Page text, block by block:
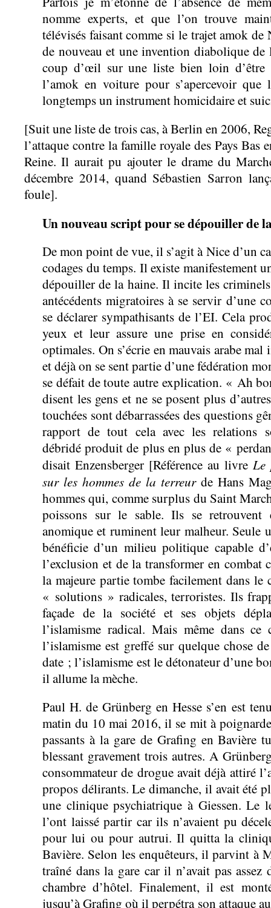
nomme experts, et que l’on trouve
télévisés faisant comme si le trajet amok de
de nouveau et une invention diabolique
coup d’œil sur une liste bien loin d’être
l’amok en voiture pour s’apercevoir que
longtemps un instrument homicidaire et
[Suit une liste de trois cas, à Berlin en 2006,
l’attaque contre la famille royale des Pays Bas
Reine. Il aurait pu ajouter le drame du
décembre 2014, quand Sébastien Sarron
foule].
Un nouveau script pour se dépouiller de
De mon point de vue, il s’agit à Nice d’un
codages du temps. Il existe manifestement
dépouiller de la haine. Il incite les
antécédents migratoires à se servir d’une
se déclarer sympathisants de l’EI. Cela
yeux et leur assure une prise en
optimales. On s’écrie en mauvais arabe
et déjà on se sent partie d’une fédération
se défait de toute autre explication. « Ah
disent les gens et ne se posent plus
touchées sont débarrassées des questions
rapport de tout cela avec les relations
débridé produit de plus en plus de «
disait Enzensberger [Référence au livre Le
sur les hommes de la terreurde Hans
hommes qui, comme surplus du Saint
poissons sur le sable. Ils se retrouvent
anomique et ruminent leur malheur. Seule
bénéficie d’un milieu politique capable
l’exclusion et de la transformer en combat
la majeure partie tombe facilement dans le
« solutions » radicales, terroristes. Ils
façade de la société et ses objets
l’islamisme radical. Mais même dans
l’islamisme est greffé sur quelque chose
date ; l’islamisme est le détonateur d’une
il allume la mèche.
Paul H. de Grünberg en Hesse s’en est
matin du 10 mai 2016, il se mit à
passants à la gare de Grafing en Bavière
blessant gravement trois autres. A
consommateur de drogue avait déjà attiré
propos délirants. Le dimanche, il avait été
une clinique psychiatrique à Giessen. Le
l’ont laissé partir car ils n’avaient pu
pour lui ou pour autrui. Il quitta la
Bavière. Selon les enquêteurs, il parvint à
traîné dans la gare car il n’avait pas assez
chambre d’hôtel. Finalement, il est
jusqu’à Grafing où il perpétra son attaque